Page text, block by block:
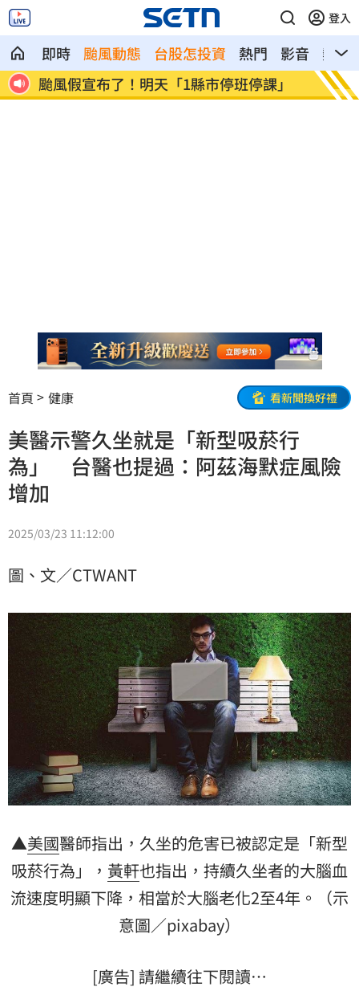
登入
即時 颱風動態 台股怎投資 熱門 影音
熱搜
雙
颱風假宣布了！明天「1縣市停班停課」
泰國
境
首頁 健康 看新聞換好禮
美醫示警久坐就是「新型吸菸行
為」 台醫也提過：阿茲海默症風險
增加
2025/03/23 11:12:00
圖、文／CTWANT
▲美國醫師指出，久坐的危害已被認定是「新型
吸菸行為」， 黃軒也指出，持續久坐者的大腦血
流速度明顯下降，相當於大腦老化2至4年。（示
意圖／pixabay）
[廣告] 請繼續往下閱讀…